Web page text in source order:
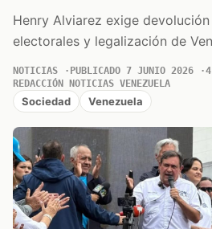
Henry Alviarez exige
electorales y legalización de
NOTICIAS PUBLICADO 7 JUNIO 2026
REDACCIÓN NOTICIAS VENEZUELA
Sociedad Venezuela